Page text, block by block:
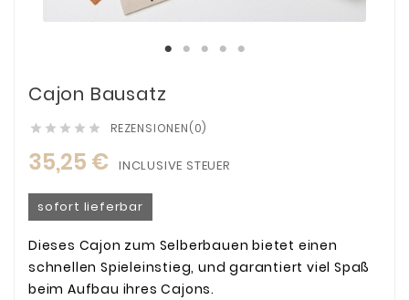
Cajon Bausatz
     REZENSIONEN(0)
35,25 € INCLUSIVE STEUER
sofort lieferbar
Dieses Cajon zum Selberbauen bietet einen
schnellen Spieleinstieg, und garantiert viel Spaß
beim Aufbau ihres Cajons.